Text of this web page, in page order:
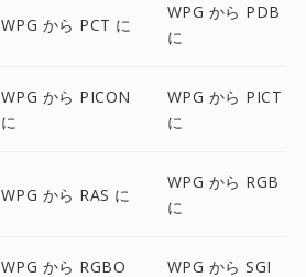
WPG から PCT に
WPG から PDB
に
WPG から PICON
に
WPG から PICT
に
WPG から RAS に
WPG から RGB
に
WPG から RGBO
WPG から SGI